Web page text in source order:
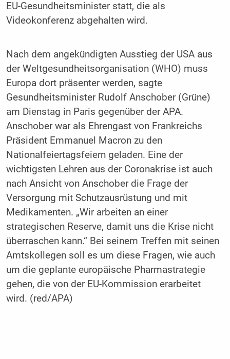
EU-Gesundheitsminister statt, die als
Videokonferenz abgehalten wird.
Nach dem angekündigten Ausstieg der USA aus
der Weltgesundheitsorganisation (WHO) muss
Europa dort präsenter werden, sagte
Gesundheitsminister Rudolf Anschober (Grüne)
am Dienstag in Paris gegenüber der APA.
Anschober war als Ehrengast von Frankreichs
Präsident Emmanuel Macron zu den
Nationalfeiertagsfeiern geladen. Eine der
wichtigsten Lehren aus der Coronakrise ist auch
nach Ansicht von Anschober die Frage der
Versorgung mit Schutzausrüstung und mit
Medikamenten. „Wir arbeiten an einer
strategischen Reserve, damit uns die Krise nicht
überraschen kann.“ Bei seinem Treffen mit seinen
Amtskollegen soll es um diese Fragen, wie auch
um die geplante europäische Pharmastrategie
gehen, die von der EU-Kommission erarbeitet
wird. (red/APA)